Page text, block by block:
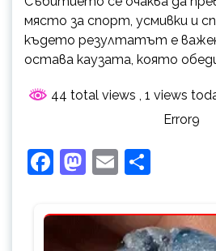
място за спорт, усмивки и
където резултатът е
остава каузата, която
44 total views , 1 views
Error9
Facebook
Mastodon
Email